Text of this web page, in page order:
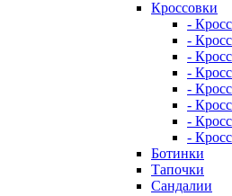
Кроссовки
-
-
-
-
-
-
-
-
Ботинки
Тапочки
Сандалии